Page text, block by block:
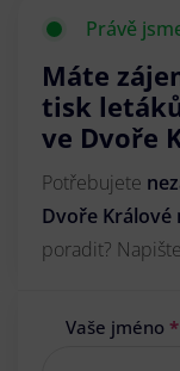
Právě
Máte
tisk
ve Dvoře
Potřebujete
Dvoře Králové
poradit?
Vaše jméno *